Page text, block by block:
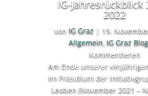
IG-Jahresrückblick
2022
vonIG Graz | 19.
Allgemein, IG Graz Blog
Kommentieren
Am Ende unserer
im Präsidium der
Leoben (November 2021 –